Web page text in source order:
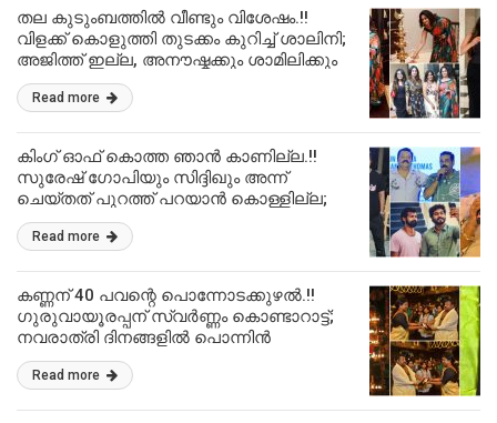
BhagyaDhanaLekshmis Marriage
തല കുടുംബത്തിൽ വീണ്ടും വിശേഷം.!!
വിളക്ക് കൊളുത്തി തുടക്കം കുറിച്ച് ശാലിനി;
അജിത്ത് ഇല്ല, അനൗഷ്കക്കും ശാമിലിക്കും
ഒപ്പം തിളങ്ങി മാമാട്ടിക്കുട്ടിയമ്മ.!! | Shalini
Ajith Latest happy News With Shamlee And
Read more
കിംഗ് ഓഫ് കൊത്ത ഞാൻ കാണില്ല.!!
സുരേഷ് ഗോപിയും സിദ്ദിഖും അന്ന്
ചെയ്തത് പുറത്ത് പറയാൻ കൊള്ളില്ല;
ഗരുഡക്കൊപ്പം കൊച്ചു വിശേഷങ്ങളുമായി
സൂപ്പർ താരങ്ങൾ.!! | Suresh Gopi New
Read more
കണ്ണന് 40 പവന്റെ പൊന്നോടക്കുഴൽ.!!
ഗുരുവായൂരപ്പന് സ്വർണ്ണം കൊണ്ടാറാട്ട്;
നവരാത്രി ദിനങ്ങളിൽ പൊന്നിൻ
തിളക്കത്തിൽ കാർവർണ്ണൻ.!! | Guruvayur
Loard Krishna Gold Flute From Devotee
Read more